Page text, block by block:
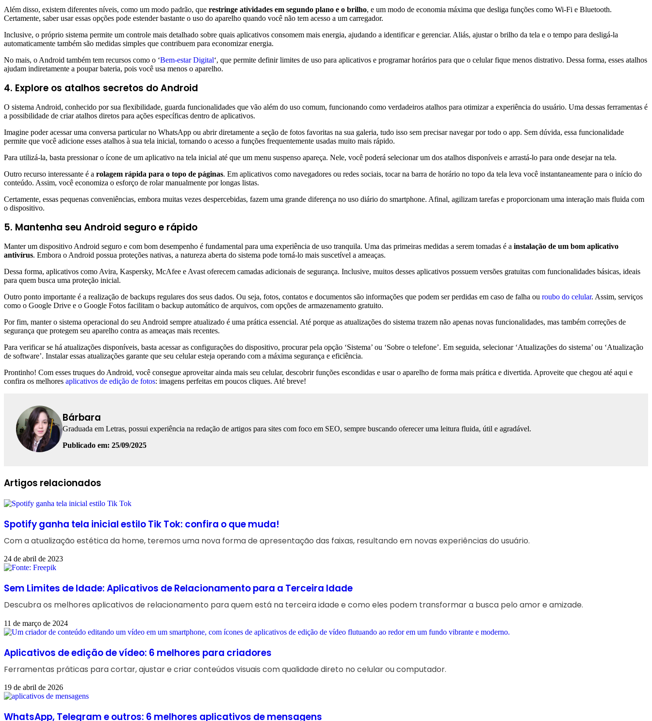
Além disso, existem diferentes níveis, como um modo padrão, que restringe atividades em segundo plano e o brilho, e um modo de economia máxima que desliga funções como Wi-Fi e Bluetooth.
Certamente, saber usar essas opções pode estender bastante o uso do aparelho quando você não tem acesso a um carregador.
Inclusive, o próprio sistema permite um controle mais detalhado sobre quais aplicativos consomem mais energia, ajudando a identificar e gerenciar. Aliás, ajustar o brilho da tela e o tempo para desligá-la
automaticamente também são medidas simples que contribuem para economizar energia.
No mais, o Android também tem recursos como o ‘Bem-estar Digital‘, que permite definir limites de uso para aplicativos e programar horários para que o celular fique menos distrativo. Dessa forma, esses atalhos
ajudam indiretamente a poupar bateria, pois você usa menos o aparelho.
4. Explore os atalhos secretos do Android
O sistema Android, conhecido por sua flexibilidade, guarda funcionalidades que vão além do uso comum, funcionando como verdadeiros atalhos para otimizar a experiência do usuário. Uma dessas ferramentas é
a possibilidade de criar atalhos diretos para ações específicas dentro de aplicativos.
Imagine poder acessar uma conversa particular no WhatsApp ou abrir diretamente a seção de fotos favoritas na sua galeria, tudo isso sem precisar navegar por todo o app. Sem dúvida, essa funcionalidade
permite que você adicione esses atalhos à sua tela inicial, tornando o acesso a funções frequentemente usadas muito mais rápido.
Para utilizá-la, basta pressionar o ícone de um aplicativo na tela inicial até que um menu suspenso apareça. Nele, você poderá selecionar um dos atalhos disponíveis e arrastá-lo para onde desejar na tela.
Outro recurso interessante é a rolagem rápida para o topo de páginas. Em aplicativos como navegadores ou redes sociais, tocar na barra de horário no topo da tela leva você instantaneamente para o início do
conteúdo. Assim, você economiza o esforço de rolar manualmente por longas listas.
Certamente, essas pequenas conveniências, embora muitas vezes despercebidas, fazem uma grande diferença no uso diário do smartphone. Afinal, agilizam tarefas e proporcionam uma interação mais fluida com
o dispositivo.
5. Mantenha seu Android seguro e rápido
Manter um dispositivo Android seguro e com bom desempenho é fundamental para uma experiência de uso tranquila. Uma das primeiras medidas a serem tomadas é a instalação de um bom aplicativo
antivírus. Embora o Android possua proteções nativas, a natureza aberta do sistema pode torná-lo mais suscetível a ameaças.
Dessa forma, aplicativos como Avira, Kaspersky, McAfee e Avast oferecem camadas adicionais de segurança. Inclusive, muitos desses aplicativos possuem versões gratuitas com funcionalidades básicas, ideais
para quem busca uma proteção inicial.
Outro ponto importante é a realização de backups regulares dos seus dados. Ou seja, fotos, contatos e documentos são informações que podem ser perdidas em caso de falha ou roubo do celular. Assim, serviços
como o Google Drive e o Google Fotos facilitam o backup automático de arquivos, com opções de armazenamento gratuito.
Por fim, manter o sistema operacional do seu Android sempre atualizado é uma prática essencial. Até porque as atualizações do sistema trazem não apenas novas funcionalidades, mas também correções de
segurança que protegem seu aparelho contra as ameaças mais recentes.
Para verificar se há atualizações disponíveis, basta acessar as configurações do dispositivo, procurar pela opção ‘Sistema’ ou ‘Sobre o telefone’. Em seguida, selecionar ‘Atualizações do sistema’ ou ‘Atualização
de software’. Instalar essas atualizações garante que seu celular esteja operando com a máxima segurança e eficiência.
Prontinho! Com esses truques do Android, você consegue aproveitar ainda mais seu celular, descobrir funções escondidas e usar o aparelho de forma mais prática e divertida. Aproveite que chegou até aqui e
confira os melhores aplicativos de edição de fotos: imagens perfeitas em poucos cliques. Até breve!
Bárbara
Graduada em Letras, possui experiência na redação de artigos para sites com foco em SEO, sempre buscando oferecer uma leitura fluida, útil e agradável.
Publicado em: 25/09/2025
Facebook
Linkedin
WhatsApp
Telegram
Artigos relacionados
Spotify ganha tela inicial estilo Tik Tok: confira o que muda!
Com a atualização estética da home, teremos uma nova forma de apresentação das faixas, resultando em novas experiências do usuário.
24 de abril de 2023
Sem Limites de Idade: Aplicativos de Relacionamento para a Terceira Idade
Descubra os melhores aplicativos de relacionamento para quem está na terceira idade e como eles podem transformar a busca pelo amor e amizade.
11 de março de 2024
Aplicativos de edição de vídeo: 6 melhores para criadores
Ferramentas práticas para cortar, ajustar e criar conteúdos visuais com qualidade direto no celular ou computador.
19 de abril de 2026
WhatsApp, Telegram e outros: 6 melhores aplicativos de mensagens